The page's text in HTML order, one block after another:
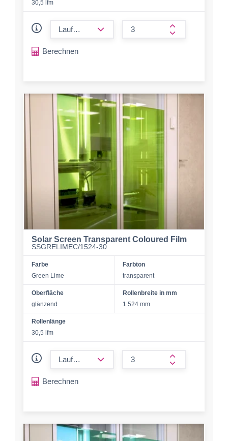
30,5 lfm
form.increase-
Berechnen
Solar Screen Transparent Coloured Film
SSGRELIMEC/1524-30
Farbe
Green Lime
Farbton
transparent
Oberfläche
glänzend
Rollenbreite in mm
1.524 mm
Rollenlänge
30,5 lfm
form.increase-
Berechnen